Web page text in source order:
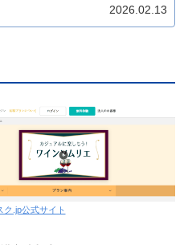
2026.02.13
ク.jp公式サイト